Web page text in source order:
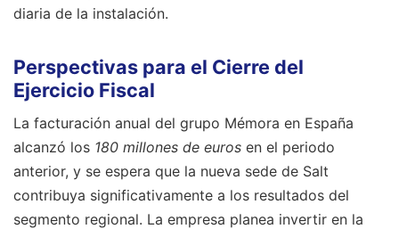
diaria de la instalación.
Perspectivas para el Cierre del
Ejercicio Fiscal
La facturación anual del grupo Mémora en España
alcanzó los 180 millones de euros en el periodo
anterior, y se espera que la nueva sede de Salt
contribuya significativamente a los resultados del
segmento regional. La empresa planea invertir en la